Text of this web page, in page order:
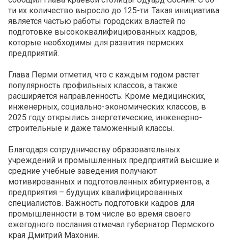
ти их количество выросло до 125-ти. Такая инициатива
является частью работы городских властей по
подготовке высококвалифицированных кадров,
которые необходимы для развития пермских
предприятий.
Глава Перми отметил, что с каждым годом растет
популярность профильных классов, а также
расширяется направленность. Кроме медицинских,
инженерных, социально-экономических классов, в
2025 году открылись энергетические, инженерно-
строительные и даже таможенный классы.
Благодаря сотрудничеству образовательных
учреждений и промышленных предприятий высшие и
средние учебные заведения получают
мотивированных и подготовленных абитуриентов, а
предприятия – будущих квалифицированных
специалистов. Важность подготовки кадров для
промышленности в том числе во время своего
ежегодного послания отмечал губернатор Пермского
края Дмитрий Махонин.